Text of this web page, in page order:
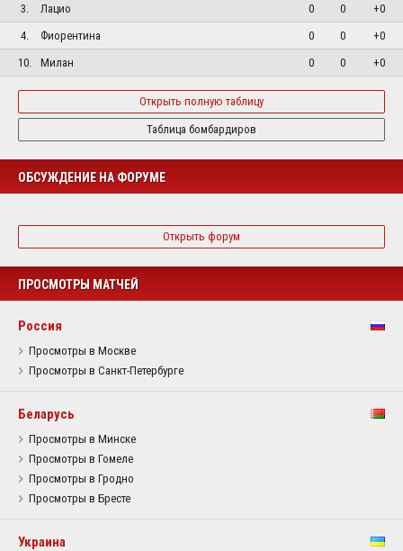
3.
Лацио 0 0
+0
4.
Фиорентина 0 0
+0
10.
Милан 0 0 +0
Открыть полную таблицу
Таблица бомбардиров
ОБСУЖДЕНИЕ НА ФОРУМЕ
Открыть форум
ПРОСМОТРЫ МАТЧЕЙ
Россия
Просмотры в Москве
Просмотры в Санкт-Петербурге
Беларусь
Просмотры в Минске
Просмотры в Гомеле
Просмотры в Гродно
Просмотры в Бресте
Украина